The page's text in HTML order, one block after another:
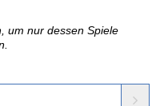
um nur dessen Spiele